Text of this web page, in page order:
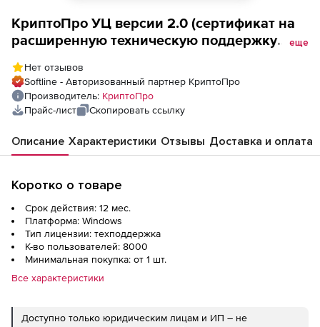
КриптоПро УЦ версии 2.0 (сертификат на
расширенную техническую поддержку
15 класс КС2 Lite в кластерной
конфигурации на двух комплексах ЭВМ на
1 год), до 8000 пользователей
еще
Нет отзывов
Softline - Авторизованный партнер КриптоПро
Производитель: КриптоПро
Прайс-лист
Скопировать ссылку
Описание Характеристики Отзывы Доставка и оплата
Коротко о товаре
Срок действия: 12 мес.
Платформа: Windows
Тип лицензии: техподдержка
К-во пользователей: 8000
Минимальная покупка: от 1 шт.
Все характеристики
Доступно только юридическим лицам и ИП – не